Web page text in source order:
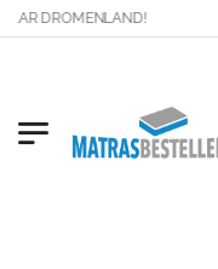
DROMENLAND!